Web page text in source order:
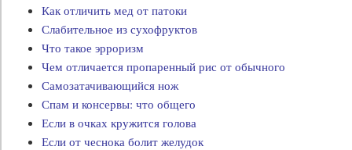
Как отличить мед от патоки
Слабительное из сухофруктов
Что такое эрроризм
Чем отличается пропаренный рис от обычного
Самозатачивающийся нож
Спам и консервы: что общего
Если в очках кружится голова
Если от чеснока болит желудок